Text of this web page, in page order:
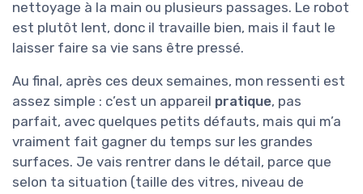
nettoyage à la main ou plusieurs passages. Le robot
est plutôt lent, donc il travaille bien, mais il faut le
laisser faire sa vie sans être pressé.
Au final, après ces deux semaines, mon ressenti est
assez simple : c’est un appareil pratique, pas
parfait, avec quelques petits défauts, mais qui m’a
vraiment fait gagner du temps sur les grandes
surfaces. Je vais rentrer dans le détail, parce que
selon ta situation (taille des vitres, niveau de